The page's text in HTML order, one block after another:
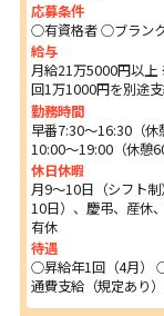
応募条件
○有資格者 ○ブラン
給与
月給21万5000円以
回1万1000円を別途
勤務時間
早番7:30～16:30（
10:00～19:00（休憩
休日休暇
月9～10日（シフト
10日）、慶弔、産休
有休
待遇
○昇給年1回（4月）
通費支給（規定あり